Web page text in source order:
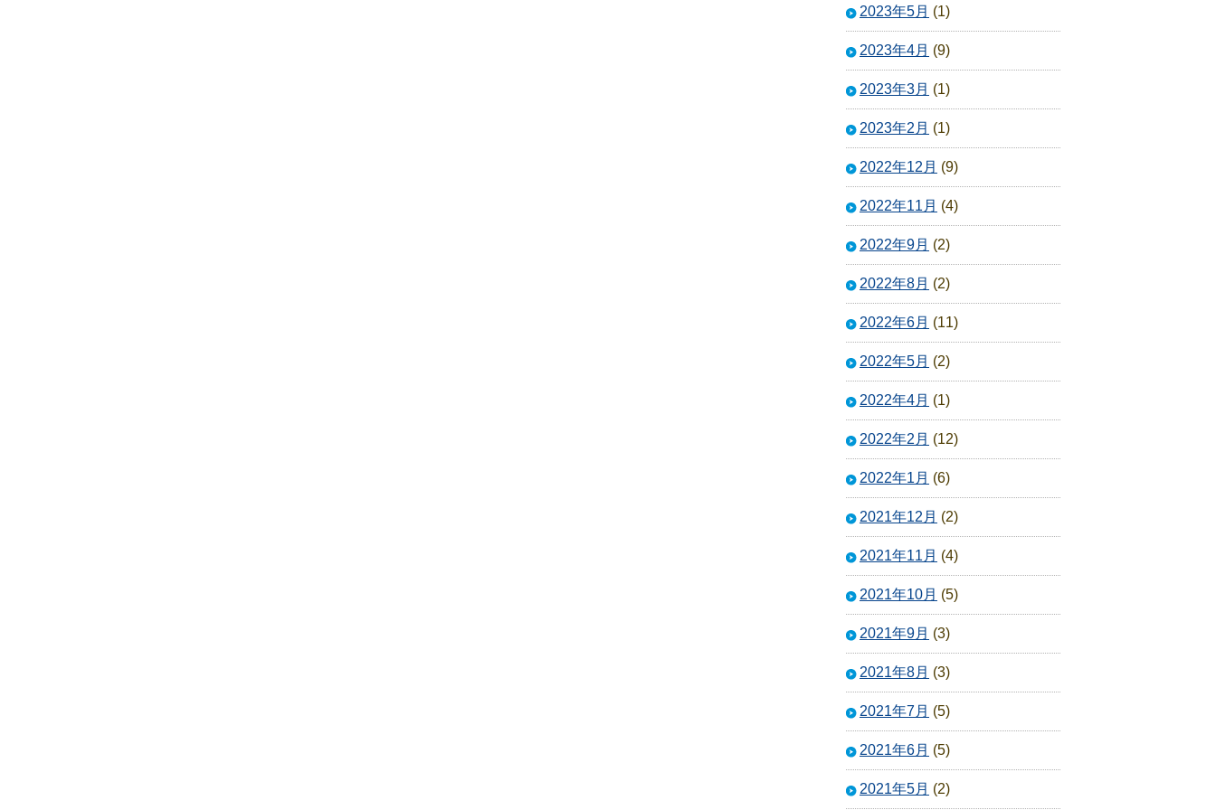
2023年5月 (1)
2023年4月 (9)
2023年3月 (1)
2023年2月 (1)
2022年12月 (9)
2022年11月 (4)
2022年9月 (2)
2022年8月 (2)
2022年6月 (11)
2022年5月 (2)
2022年4月 (1)
2022年2月 (12)
2022年1月 (6)
2021年12月 (2)
2021年11月 (4)
2021年10月 (5)
2021年9月 (3)
2021年8月 (3)
2021年7月 (5)
2021年6月 (5)
2021年5月 (2)